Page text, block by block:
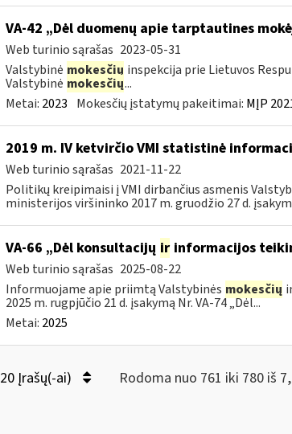
VA-42 „Dėl duomenų apie tarptautines
Web turinio sąrašas 2023-05-31
Valstybinė mokesčių inspekcija prie Lietuvos
Valstybinė mokesčių...
Metai: 2023 Mokesčių įstatymų pakeitimai: MĮP
2019 m. IV ketvirčio VMI statistinė
Web turinio sąrašas 2021-11-22
Politikų kreipimaisi į VMI dirbančius asmenis
ministerijos viršininko 2017 m. gruodžio 27 d.
VA-66 „Dėl konsultacijų irinformacijos
Web turinio sąrašas 2025-08-22
Informuojame apie priimtą Valstybinės mokesčių
2025 m. rugpjūčio 21 d. įsakymą Nr. VA-74 „Dėl...
Metai: 2025
20 Įrašų(-ai) Rodoma nuo 761 iki 780 iš